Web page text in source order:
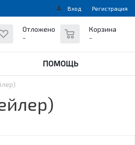
Вход Регистрация
Отложено
-
Корзина
-
ПОМОЩЬ